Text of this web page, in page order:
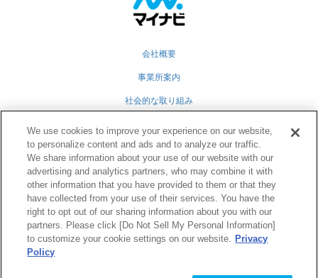
会社概要
事業所案内
社会的な取り組み
グループ会社
個人情報保護方針
業務運営規定
TwitterFacebook
RSS
We use cookies to improve your experience on our website,
to personalize content and ads and to analyze our traffic.
We share information about your use of our website with our
advertising and analytics partners, who may combine it with
other information that you have provided to them or that they
have collected from your use of their services. You have the
right to opt out of our sharing information about you with our
partners. Please click [Do Not Sell My Personal Information]
to customize your cookie settings on our website. Privacy
Policy